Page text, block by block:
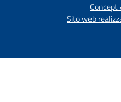
Concept
Sito web